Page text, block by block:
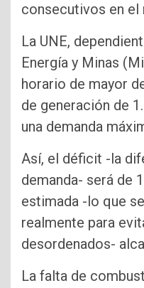
consecutivos en el
La UNE,
Energía y Minas
horario de mayor
de generación de
una demanda
Así, el déficit -la
demanda- será de
estimada -lo que
realmente para
desordenados-
La falta de